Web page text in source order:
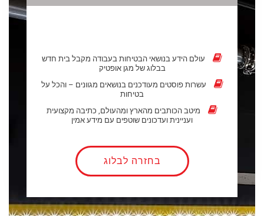
עולם הידע בנושאי הבטיחות בעבודה מקבל בית חדש
בבלוג של מגן אופטיק
עשרות פוסטים מעודכנים בנושאים מגוונים – והכל על
בטיחות
מיטב הכותבים מהארץ ומהעולם, כתיבה מקצועית
ועניינית ועדכונים שוטפים עם מידע אמין
בחזרה לבלוג